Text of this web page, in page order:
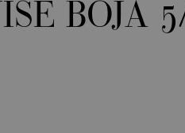
BOJA